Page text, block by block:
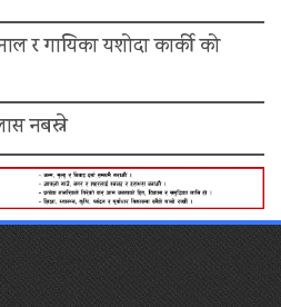
र गायिका यशोदा कार्की को
नबस्ने